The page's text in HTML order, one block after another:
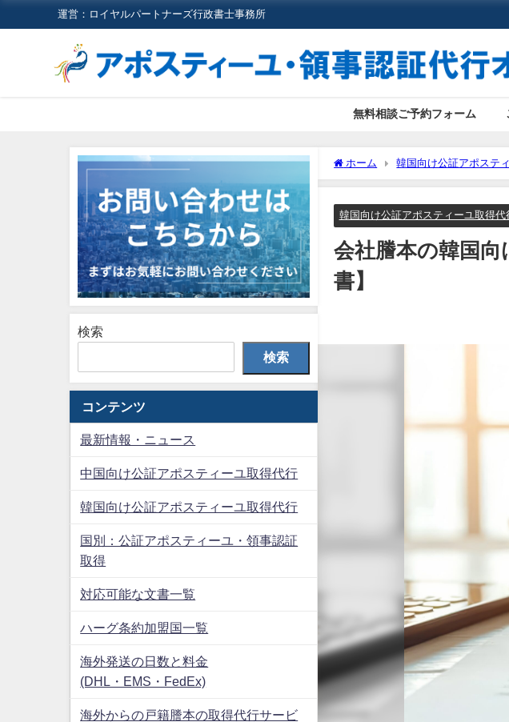
運営：ロイヤルパートナーズ行政書士事務所
無料相談ご予約フォーム
ホーム 韓国向け公証アポステ
韓国向け公証アポスティーユ取得代
会社謄本の韓国向
書】
検索
検索
コンテンツ
最新情報・ニュース
中国向け公証アポスティーユ取得代行
韓国向け公証アポスティーユ取得代行
国別：公証アポスティーユ・領事認証
取得
対応可能な文書一覧
ハーグ条約加盟国一覧
海外発送の日数と料金
(DHL・EMS・FedEx)
海外からの戸籍謄本の取得代行サービ